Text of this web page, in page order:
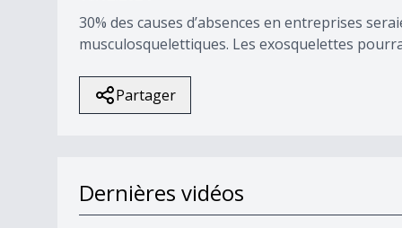
30% des causes d’absences en entreprises
musculosquelettiques. Les exosquelettes
Partager
Dernières vidéos